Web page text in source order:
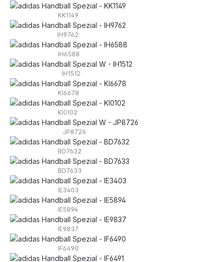
KK1149
IH9762
IH6588
IH1512
KI6678
KI0102
JP8726
BD7632
BD7633
IE3403
IE5894
IE9837
IF6490